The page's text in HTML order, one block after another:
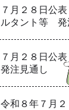
７月２８日公
ルタント等 発
７月２８日
発注見通し
令和８年７月